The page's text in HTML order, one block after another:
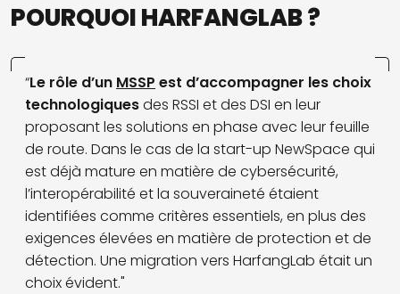
POURQUOI HARFANGLAB ?
“Le rôle d’un MSSP est d’accompagner les choix
technologiquesdes RSSI et des DSI en leur
proposant les solutions en phase avec leur feuille
de route. Dans le cas de la start-up NewSpace qui
est déjà mature en matière de cybersécurité,
l’interopérabilité et la souveraineté étaient
identifiées comme critères essentiels, en plus des
exigences élevées en matière de protection et de
détection. Une migration vers HarfangLab était un
choix évident."